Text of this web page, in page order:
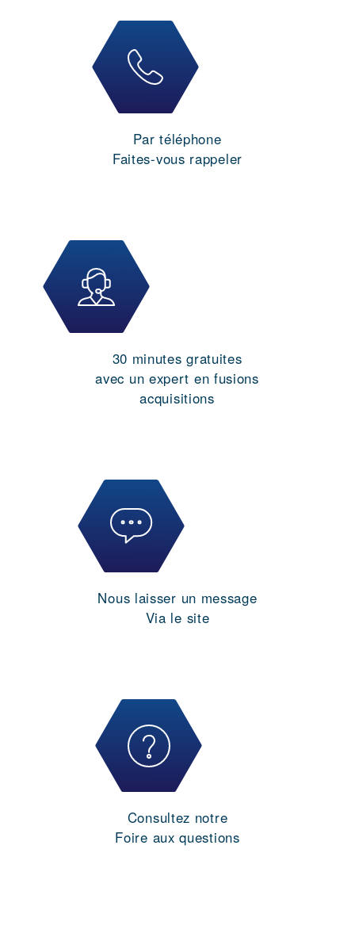
Par téléphone
Faites-vous rappeler
30 minutes gratuites
avec un expert en fusions
acquisitions
Nous laisser un message
Via le site
Consultez notre
Foire aux questions